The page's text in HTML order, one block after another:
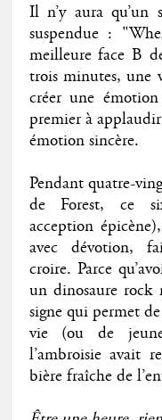
Il n’y aura qu’un
suspendue :
meilleure face B
trois minutes, une
créer une
premier à
émotion sincère.
Pendant quatre-
de Forest, ce
acception
avec dévotion,
croire. Parce
un dinosaure rock
signe qui permet
vie (ou de
l’ambroisie avait
bière fraîche de